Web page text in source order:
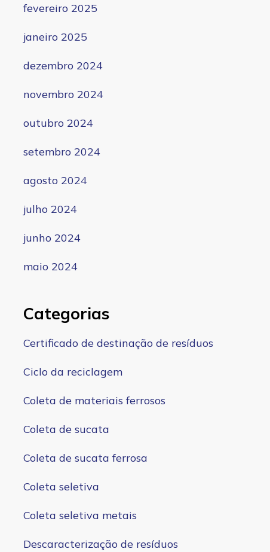
fevereiro 2025
janeiro 2025
dezembro 2024
novembro 2024
outubro 2024
setembro 2024
agosto 2024
julho 2024
junho 2024
maio 2024
Categorias
Certificado de destinação de resíduos
Ciclo da reciclagem
Coleta de materiais ferrosos
Coleta de sucata
Coleta de sucata ferrosa
Coleta seletiva
Coleta seletiva metais
Descaracterização de resíduos